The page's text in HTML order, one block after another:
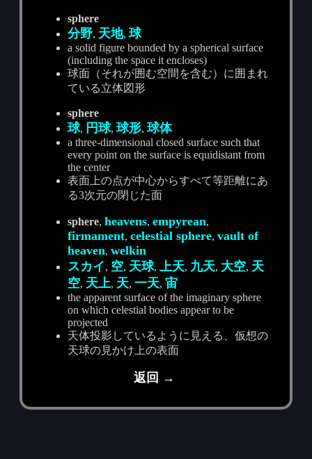
sphere
分野, 天地,球
a solid figure bounded by a spherical surface
(including the space it encloses)
球面（それが囲む空間を含む）に囲まれ
ている立体図形
sphere
球, 円球,球形,球体
a three-dimensional closed surface such that
every point on the surface is equidistant from
the center
表面上の点が中心からすべて等距離にあ
る3次元の閉じた面
sphere,heavens,empyrean,
firmament,celestial sphere,vault of
heaven,welkin
スカイ, 空, 天球, 上天, 九天, 大空, 天
空, 天上, 天,一天,宙
the apparent surface of the imaginary sphere
on which celestial bodies appear to be
projected
天体投影しているように見える、仮想の
天球の見かけ上の表面
返回 →